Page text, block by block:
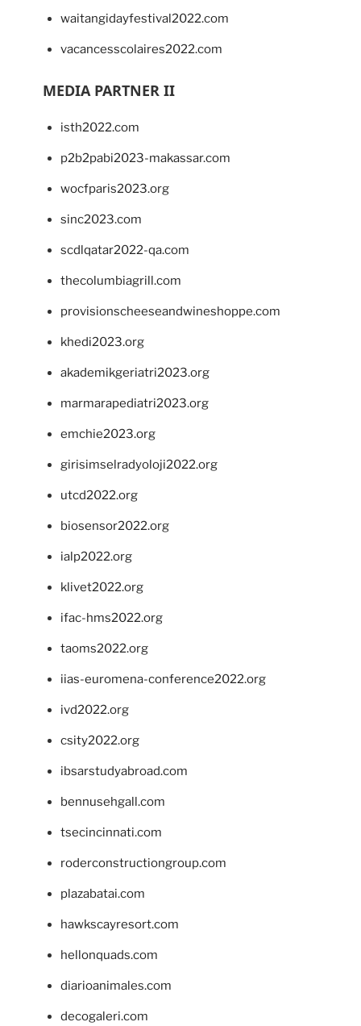
waitangidayfestival2022.com
vacancesscolaires2022.com
MEDIA PARTNER II
isth2022.com
p2b2pabi2023-makassar.com
wocfparis2023.org
sinc2023.com
scdlqatar2022-qa.com
thecolumbiagrill.com
provisionscheeseandwineshoppe.com
khedi2023.org
akademikgeriatri2023.org
marmarapediatri2023.org
emchie2023.org
girisimselradyoloji2022.org
utcd2022.org
biosensor2022.org
ialp2022.org
klivet2022.org
ifac-hms2022.org
taoms2022.org
iias-euromena-conference2022.org
ivd2022.org
csity2022.org
ibsarstudyabroad.com
bennusehgall.com
tsecincinnati.com
roderconstructiongroup.com
plazabatai.com
hawkscayresort.com
hellonquads.com
diarioanimales.com
decogaleri.com